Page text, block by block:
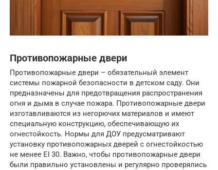
Противопожарные двери
Противопожарные двери – обязательный элемент
системы пожарной безопасности в детском саду. Они
предназначены для предотвращения распространения
огня и дыма в случае пожара. Противопожарные двери
изготавливаются из негорючих материалов и имеют
специальную конструкцию, обеспечивающую их
огнестойкость. Нормы для ДОУ предусматривают
установку противопожарных дверей с огнестойкостью
не менее EI 30. Важно, чтобы противопожарные двери
были правильно установлены и регулярно проверялись